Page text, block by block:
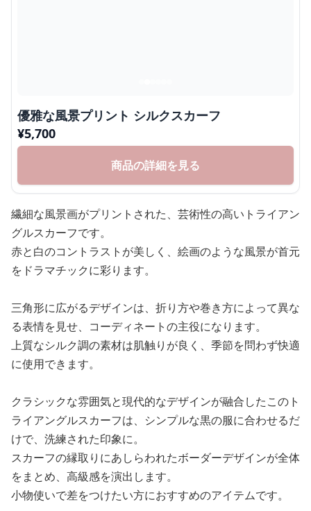
優雅な風景プリント シルクスカーフ
¥5,700
商品の詳細を見る
繊細な風景画がプリントされた、芸術性の高いトライアン
グルスカーフです。
赤と白のコントラストが美しく、絵画のような風景が首元
をドラマチックに彩ります。
三角形に広がるデザインは、折り方や巻き方によって異な
る表情を見せ、コーディネートの主役になります。
上質なシルク調の素材は肌触りが良く、季節を問わず快適
に使用できます。
クラシックな雰囲気と現代的なデザインが融合したこのト
ライアングルスカーフは、シンプルな黒の服に合わせるだ
けで、洗練された印象に。
スカーフの縁取りにあしらわれたボーダーデザインが全体
をまとめ、高級感を演出します。
小物使いで差をつけたい方におすすめのアイテムです。